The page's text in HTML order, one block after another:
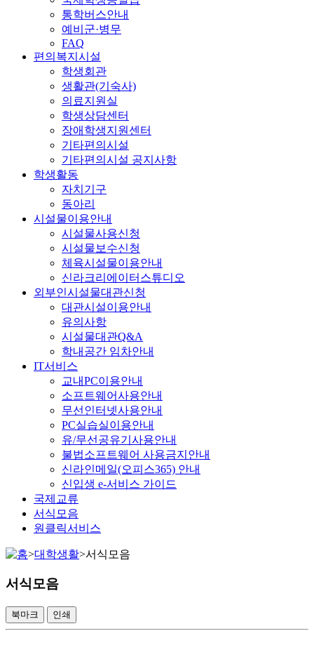
통학버스안내
예비군·병무
FAQ
편의복지시설
학생회관
생활관(기숙사)
의료지원실
학생상담센터
장애학생지원센터
기타편의시설
기타편의시설 공지사항
학생활동
자치기구
동아리
시설물이용안내
시설물사용신청
시설물보수신청
체육시설물이용안내
신라크리에이터스튜디오
외부인시설물대관신청
대관시설이용안내
유의사항
시설물대관Q&A
학내공간 임차안내
IT서비스
교내PC이용안내
소프트웨어사용안내
무선인터넷사용안내
PC실습실이용안내
유/무선공유기사용안내
불법소프트웨어 사용금지안내
신라인메일(오피스365) 안내
신입생 e-서비스 가이드
국제교류
서식모음
원클릭서비스
>대학생활>서식모음
서식모음
북마크 인쇄